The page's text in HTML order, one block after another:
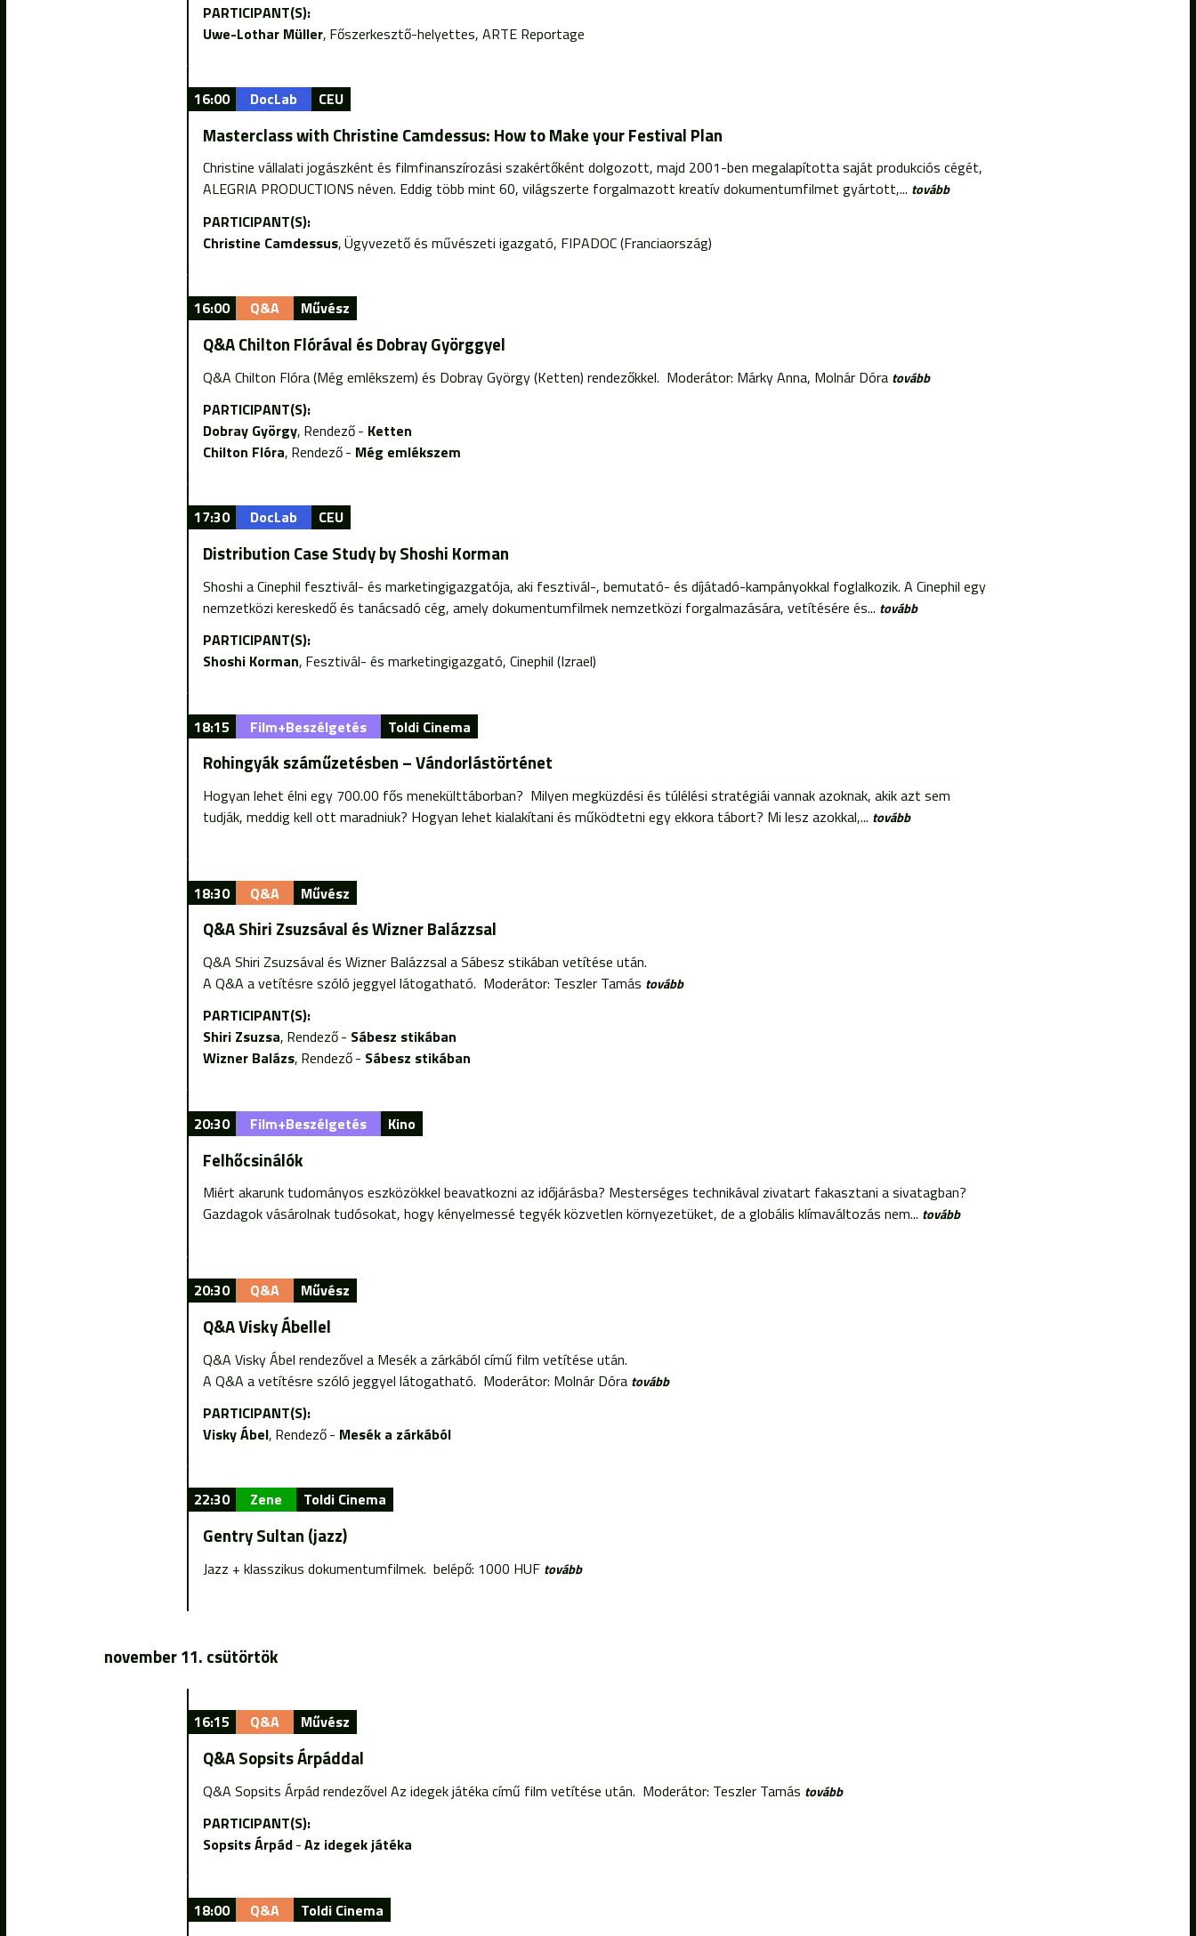
PARTICIPANT(S):
Uwe-Lothar Müller Főszerkesztő-helyettes, ARTE Reportage
16:00 DocLab CEU
Masterclass with Christine Camdessus: How to Make your Festival Plan
Christine vállalati jogászként és filmfinanszírozási szakértőként dolgozott, majd 2001-ben megalapította saját produkciós cégét,
ALEGRIA PRODUCTIONS néven. Eddig több mint 60, világszerte forgalmazott kreatív dokumentumfilmet gyártott,... tovább
PARTICIPANT(S):
Christine Camdessus Ügyvezető és művészeti igazgató, FIPADOC (Franciaország)
16:00 Q&A Művész
Q&A Chilton Flórával és Dobray Györggyel
Q&A Chilton Flóra (Még emlékszem) és Dobray György (Ketten) rendezőkkel. Moderátor: Márky Anna, Molnár Dóra tovább
PARTICIPANT(S):
Dobray György Rendező
Ketten
Chilton Flóra Rendező Még emlékszem
17:30 DocLab CEU
Distribution Case Study by Shoshi Korman
Shoshi a Cinephil fesztivál- és marketingigazgatója, aki fesztivál-, bemutató- és díjátadó-kampányokkal foglalkozik. A Cinephil egy
nemzetközi kereskedő és tanácsadó cég, amely dokumentumfilmek nemzetközi forgalmazására, vetítésére és... tovább
PARTICIPANT(S):
Shoshi Korman Fesztivál- és marketingigazgató, Cinephil (Izrael)
18:15 Film+Beszélgetés Toldi Cinema
Rohingyák száműzetésben – Vándorlástörténet
Hogyan lehet élni egy 700.00 fős menekülttáborban? Milyen megküzdési és túlélési stratégiái vannak azoknak, akik azt sem
tudják, meddig kell ott maradniuk? Hogyan lehet kialakítani és működtetni egy ekkora tábort? Mi lesz azokkal,... tovább
18:30 Q&A Művész
Q&A Shiri Zsuzsával és Wizner Balázzsal
Q&A Shiri Zsuzsával és Wizner Balázzsal a Sábesz stikában vetítése után.
A Q&A a vetítésre szóló jeggyel látogatható. Moderátor: Teszler Tamás tovább
PARTICIPANT(S):
Shiri Zsuzsa Rendező
Sábesz stikában
Wizner Balázs Rendező Sábesz stikában
20:30 Film+Beszélgetés Kino
Felhőcsinálók
Miért akarunk tudományos eszközökkel beavatkozni az id​​őjárásba? Mesterséges technikával zivatart fakasztani a sivatagban?
Gazdagok vásárolnak tudósokat, hogy kényelmessé tegyék közvetlen környezetüket, de a globális klímaváltozás nem... tovább
20:30 Q&A Művész
Q&A Visky Ábellel
Q&A Visky Ábel rendezővel a Mesék a zárkából című film vetítése után.
A Q&A a vetítésre szóló jeggyel látogatható. Moderátor: Molnár Dóra tovább
PARTICIPANT(S):
Visky Ábel Rendező Mesék a zárkából
22:30 Zene Toldi Cinema
Gentry Sultan (jazz)
Jazz + klasszikus dokumentumfilmek. belépő: 1000 HUF tovább
november 11. csütörtök
16:15 Q&A Művész
Q&A Sopsits Árpáddal
Q&A Sopsits Árpád rendezővel Az idegek játéka című film vetítése után. Moderátor: Teszler Tamás tovább
PARTICIPANT(S):
Sopsits Árpád Az idegek játéka
18:00 Q&A Toldi Cinema